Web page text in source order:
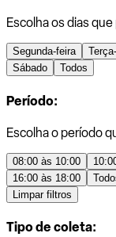
Escolha os dias
Segunda-feira
Sábado
Todos
Período:
Escolha o período
08:00 às 10:00
16:00 às 18:00
Limpar filtros
Tipo de coleta: